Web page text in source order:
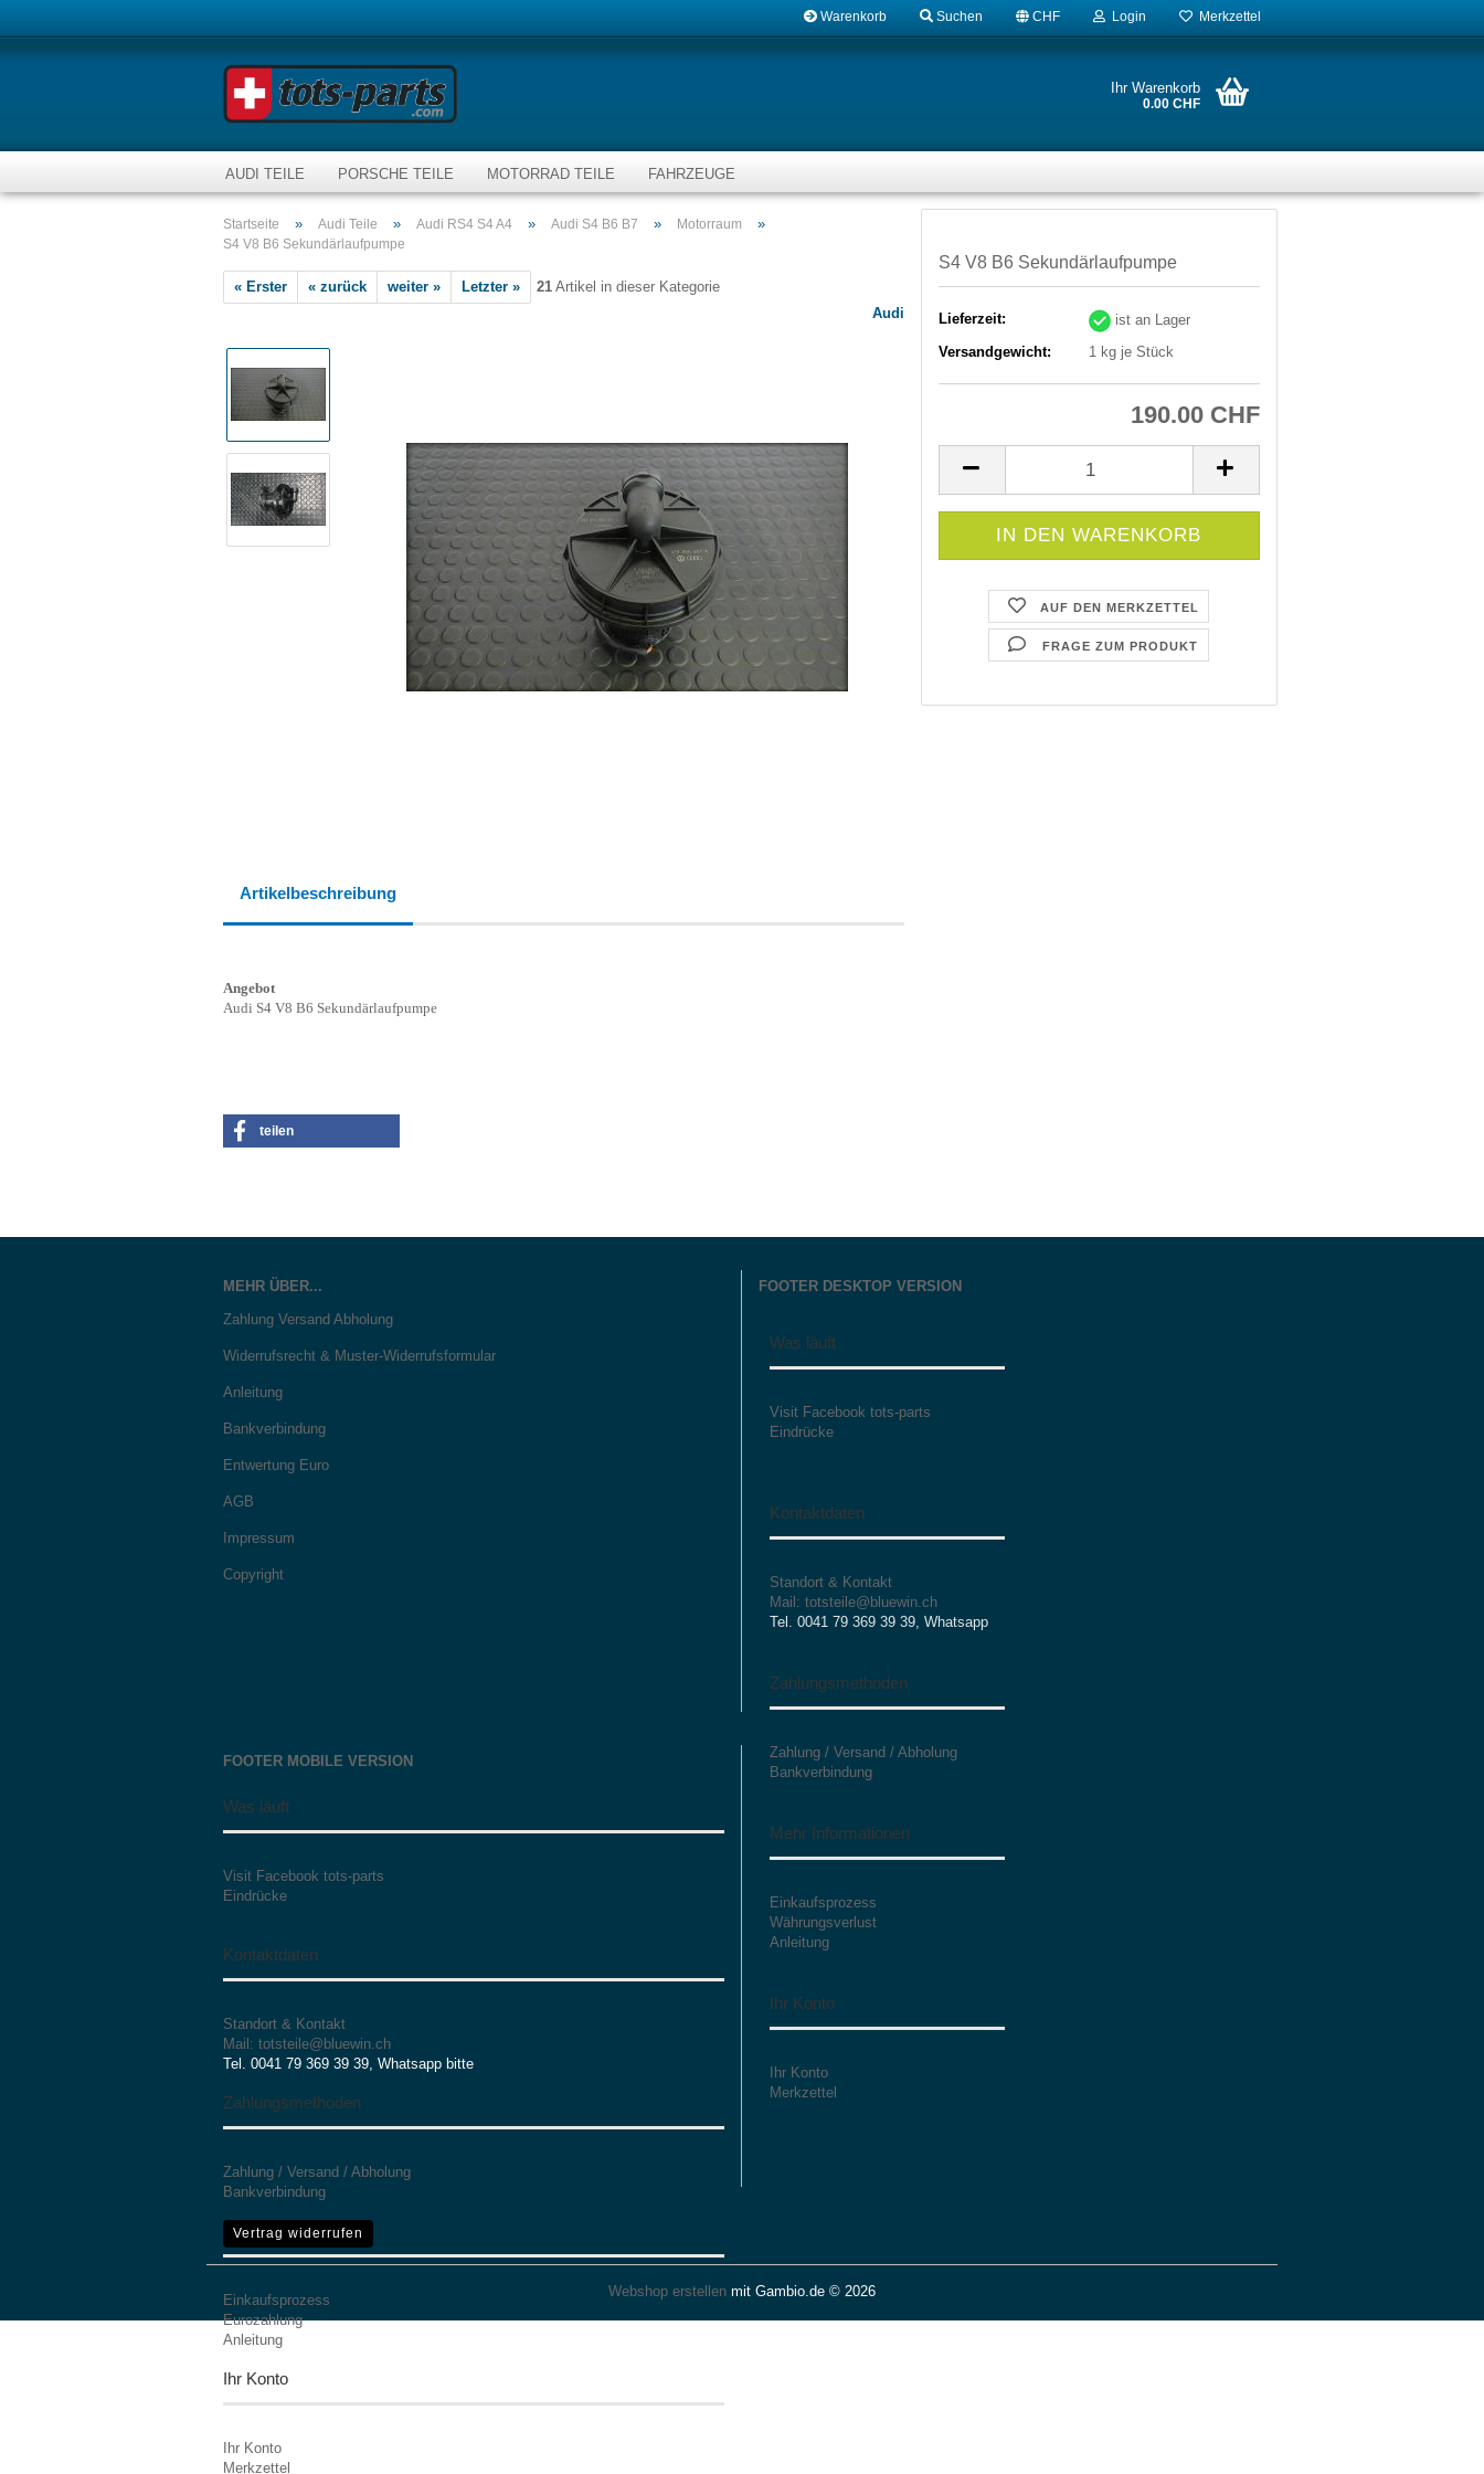
Warenkorb Suchen CHF Login Merkzettel
Ihr Warenkorb
0.00 CHF
AUDI TEILE PORSCHE TEILE MOTORRAD TEILE FAHRZEUGE
Startseite » Audi Teile » Audi RS4 S4 A4 » Audi S4 B6 B7 » Motorraum »
S4 V8 B6 Sekundärlaufpumpe
« Erster « zurück weiter » Letzter » 21 Artikel in dieser Kategorie
Audi
S4 V8 B6 Sekundärlaufpumpe
Lieferzeit:
ist an Lager
Versandgewicht:
1 kg je Stück
190.00 CHF
AUF DEN MERKZETTEL
FRAGE ZUM PRODUKT
Artikelbeschreibung
Angebot
Audi S4 V8 B6 Sekundärlaufpumpe
teilen
MEHR ÜBER...
Zahlung Versand Abholung
Widerrufsrecht & Muster-Widerrufsformular
Anleitung
Bankverbindung
Entwertung Euro
AGB
Impressum
Copyright
FOOTER DESKTOP VERSION
Was läuft
Visit Facebook tots-parts
Eindrücke
Kontaktdaten
Standort & Kontakt
Mail: totsteile@bluewin.ch
Tel. 0041 79 369 39 39, Whatsapp
Zahlungsmethoden
Zahlung / Versand / Abholung
Bankverbindung
Mehr Informationen
Einkaufsprozess
Währungsverlust
Anleitung
Ihr Konto
Ihr Konto
Merkzettel
FOOTER MOBILE VERSION
Was läuft
Visit Facebook tots-parts
Eindrücke
Kontaktdaten
Standort & Kontakt
Mail: totsteile@bluewin.ch
Tel. 0041 79 369 39 39, Whatsapp bitte
Zahlungsmethoden
Zahlung / Versand / Abholung
Bankverbindung
Mehr Informationen
Einkaufsprozess
Eurozahlung
Anleitung
Ihr Konto
Ihr Konto
Merkzettel
Vertrag widerrufen
Webshop erstellen mit Gambio.de © 2026